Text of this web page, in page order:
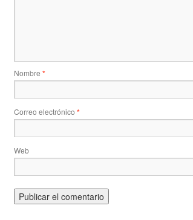
Nombre *
Correo electrónico *
Web